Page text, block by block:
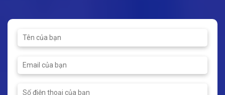
160bar
Nhiệt độ hoạt động tối đa:
400°C/ 450°C/ 550°C